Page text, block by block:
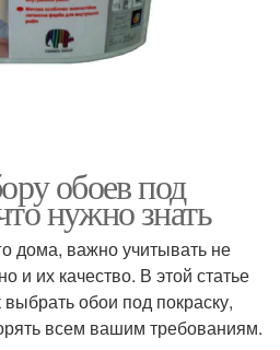
обоев под
нужно знать
дома, важно учитывать не
и их качество. В этой статье
обои под покраску,
всем вашим требованиям.